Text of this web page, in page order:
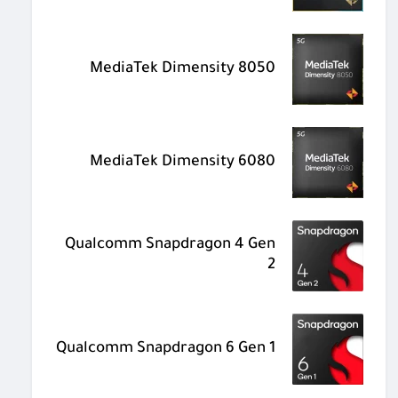
MediaTek Dimensity 8050
MediaTek Dimensity 6080
Qualcomm Snapdragon 4 Gen
2
Qualcomm Snapdragon 6 Gen 1